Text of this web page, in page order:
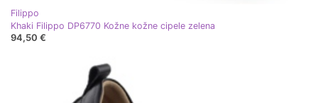
Filippo
Khaki Filippo DP6770 Kožne kožne cipele zelena
94,50 €